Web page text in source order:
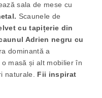
sala de mese cu
Scaunele de
cu tapițerie din
Adrien negru cu
dominantă a
masă și alt mobilier în
naturale. Fii inspirat